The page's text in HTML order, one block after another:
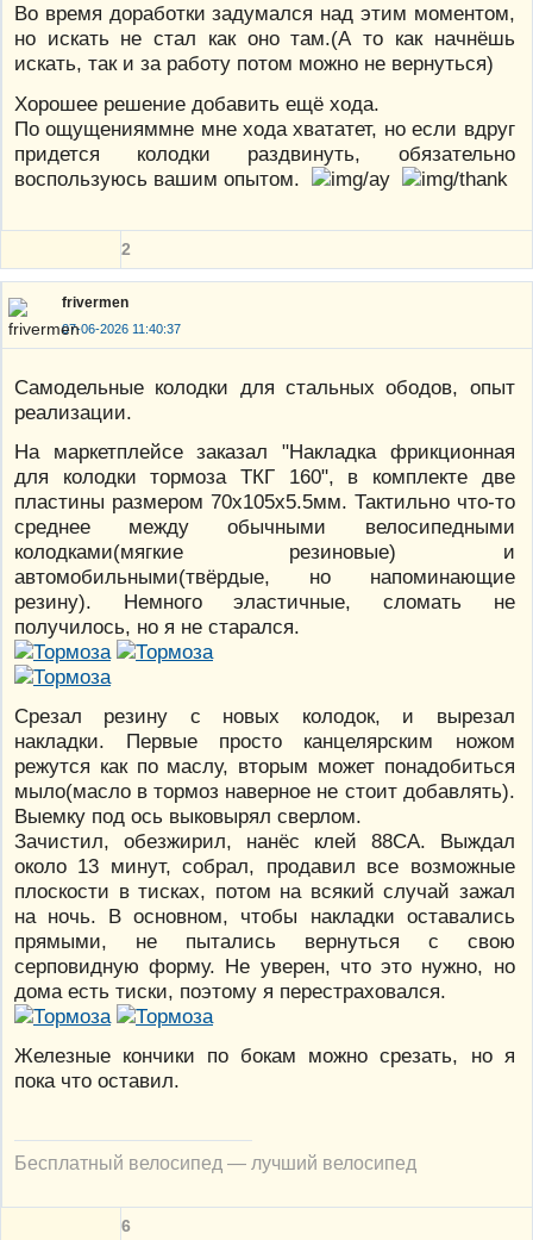
Во время доработки задумался над этим моментом,
но искать не стал как оно там.(А то как начнёшь
искать, так и за работу потом можно не вернуться)
Хорошее решение добавить ещё хода.
По ощущенияммне мне хода хвататет, но если вдруг
придется колодки раздвинуть, обязательно
воспользуюсь вашим опытом.
2
frivermen
07-06-2026 11:40:37
Самодельные колодки для стальных ободов, опыт
реализации.
На маркетплейсе заказал "Накладка фрикционная
для колодки тормоза ТКГ 160", в комплекте две
пластины размером 70х105х5.5мм. Тактильно что-то
среднее между обычными велосипедными
колодками(мягкие резиновые) и
автомобильными(твёрдые, но напоминающие
резину). Немного эластичные, сломать не
получилось, но я не старался.
Срезал резину с новых колодок, и вырезал
накладки. Первые просто канцелярским ножом
режутся как по маслу, вторым может понадобиться
мыло(масло в тормоз наверное не стоит добавлять).
Выемку под ось выковырял сверлом.
Зачистил, обезжирил, нанёс клей 88СА. Выждал
около 13 минут, собрал, продавил все возможные
плоскости в тисках, потом на всякий случай зажал
на ночь. В основном, чтобы накладки оставались
прямыми, не пытались вернуться с свою
серповидную форму. Не уверен, что это нужно, но
дома есть тиски, поэтому я перестраховался.
Железные кончики по бокам можно срезать, но я
пока что оставил.
Бесплатный велосипед — лучший велосипед
6